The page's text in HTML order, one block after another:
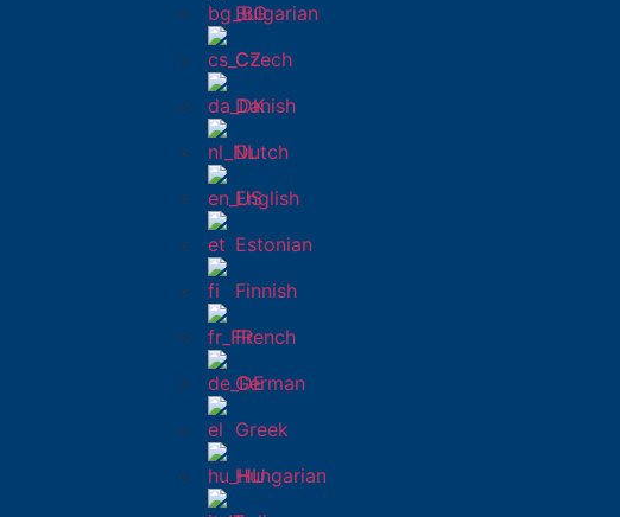
Bulgarian
Czech
Danish
Dutch
English
Estonian
Finnish
French
German
Greek
Hungarian